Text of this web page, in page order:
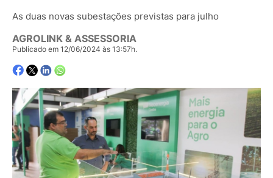
As duas novas subestações previstas para julho
AGROLINK & ASSESSORIA
Publicado em 12/06/2024 às 13:57h.